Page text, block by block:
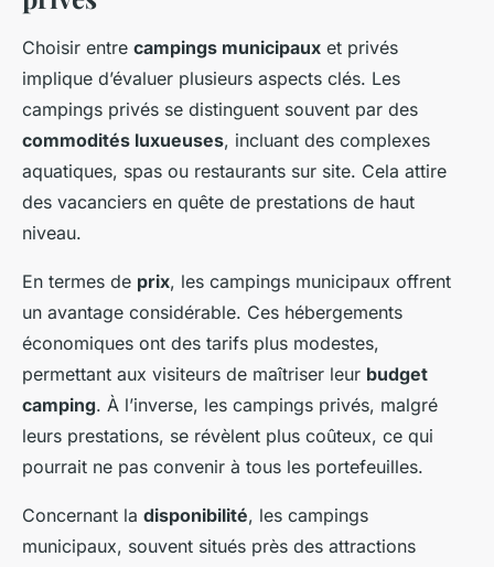
Choisir entre campings municipaux et privés
implique d’évaluer plusieurs aspects clés. Les
campings privés se distinguent souvent par des
commodités luxueuses, incluant des complexes
aquatiques, spas ou restaurants sur site. Cela attire
des vacanciers en quête de prestations de haut
niveau.
En termes de prix, les campings municipaux offrent
un avantage considérable. Ces hébergements
économiques ont des tarifs plus modestes,
permettant aux visiteurs de maîtriser leur budget
camping. À l’inverse, les campings privés, malgré
leurs prestations, se révèlent plus coûteux, ce qui
pourrait ne pas convenir à tous les portefeuilles.
Concernant la disponibilité, les campings
municipaux, souvent situés près des attractions